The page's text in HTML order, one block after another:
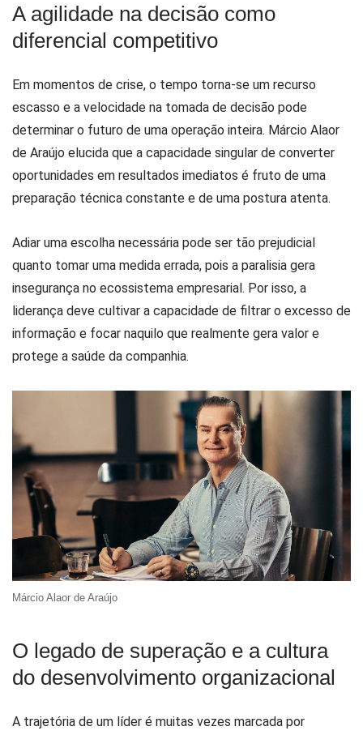
A agilidade na decisão como
diferencial competitivo
Em momentos de crise, o tempo torna-se um recurso
escasso e a velocidade na tomada de decisão pode
determinar o futuro de uma operação inteira. Márcio Alaor
de Araújo elucida que a capacidade singular de converter
oportunidades em resultados imediatos é fruto de uma
preparação técnica constante e de uma postura atenta.
Adiar uma escolha necessária pode ser tão prejudicial
quanto tomar uma medida errada, pois a paralisia gera
insegurança no ecossistema empresarial. Por isso, a
liderança deve cultivar a capacidade de filtrar o excesso de
informação e focar naquilo que realmente gera valor e
protege a saúde da companhia.
Márcio Alaor de Araújo
O legado de superação e a cultura
do desenvolvimento organizacional
A trajetória de um líder é muitas vezes marcada por